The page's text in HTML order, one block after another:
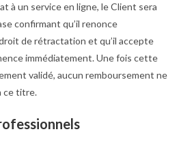
à un service en ligne, le Client sera
confirmant qu’il renonce
de rétractation et qu’il accepte
immédiatement. Une fois cette
validé, aucun remboursement ne
ce titre.